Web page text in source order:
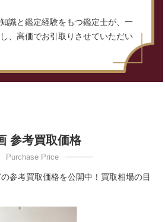
識と鑑定経験をもつ鑑定士が、一
、高価でお引取りさせていただい
参考買取価格
参考買取価格を公開中！買取相場の目